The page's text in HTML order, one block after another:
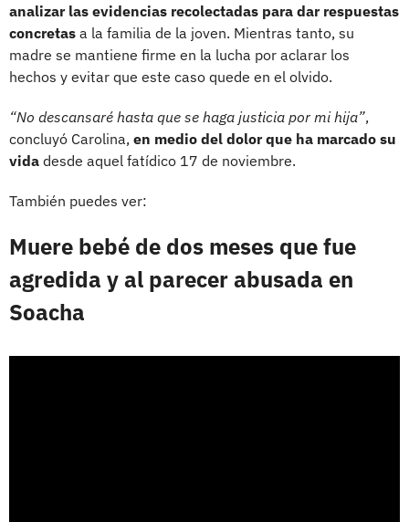
analizar las evidencias recolectadas para dar respuestas
concretas a la familia de la joven. Mientras tanto, su
madre se mantiene firme en la lucha por aclarar los
hechos y evitar que este caso quede en el olvido.
“No descansaré hasta que se haga justicia por mi hija”,
concluyó Carolina, en medio del dolor que ha marcado su
vida desde aquel fatídico 17 de noviembre.
También puedes ver:
Muere bebé de dos meses que fue
agredida y al parecer abusada en
Soacha